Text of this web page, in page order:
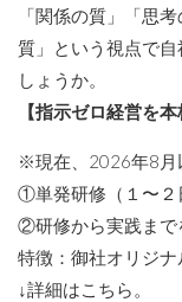
「関係の質」「思
質」という視点で
しょうか。
【指示ゼロ経営を
※現在、2026年8月
①単発研修（１〜２
②研修から実践まで
特徴：御社オリジナ
↓詳細はこちら。